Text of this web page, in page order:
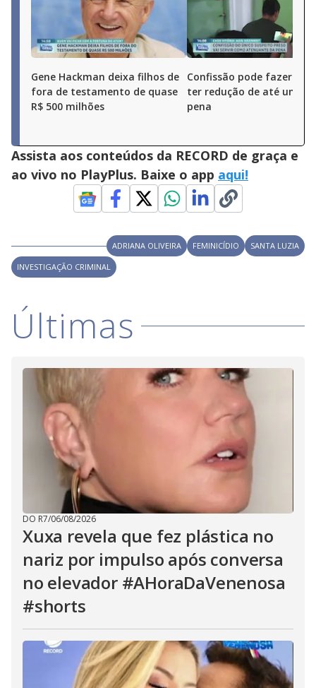
Gene Hackman deixa filhos de
fora de testamento de quase
R$ 500 milhões
Confissão pode fazer
ter redução de até um
pena
Assista aos conteúdos da RECORD de graça e
ao vivo no PlayPlus. Baixe o app aqui!
ADRIANA OLIVEIRA FEMINICÍDIO
SANTA LUZIA
INVESTIGAÇÃO CRIMINAL
Últimas
DO R7/06/08/2026
Xuxa revela que fez plástica no
nariz por impulso após conversa
no elevador #AHoraDaVenenosa
#shorts